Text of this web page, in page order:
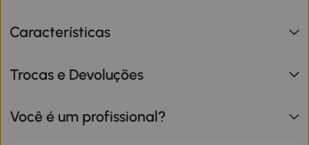
Características
Trocas e Devoluções
Você é um profissional?